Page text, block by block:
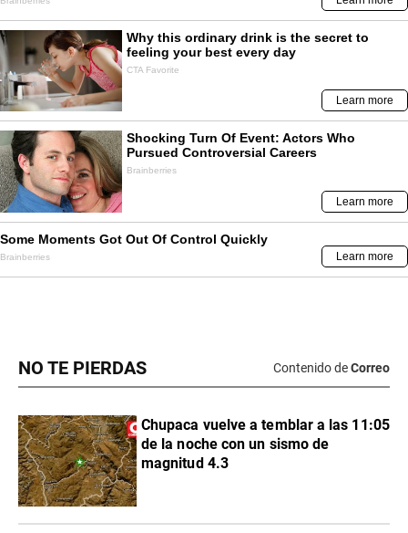
NO TE PIERDAS Contenido deCorreo
Chupaca vuelve a temblar a las 11:05
de la noche con un sismo de
magnitud 4.3